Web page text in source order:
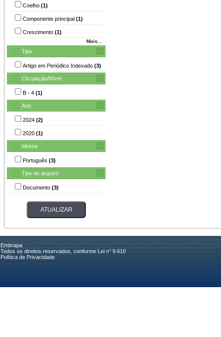
Coelho (1)
Componente principal (1)
Crescimento (1)
Mais...
Tipo
Artigo em Periódico Indexado (3)
Circulação/Nível
B - 4 (1)
Ano
2024 (2)
2020 (1)
Idioma
Português (3)
Tipo do arquivo
Documento (3)
Embrapa
Todos os direitos reservados, conforme Lei n° 9.610
Política de Privacidade